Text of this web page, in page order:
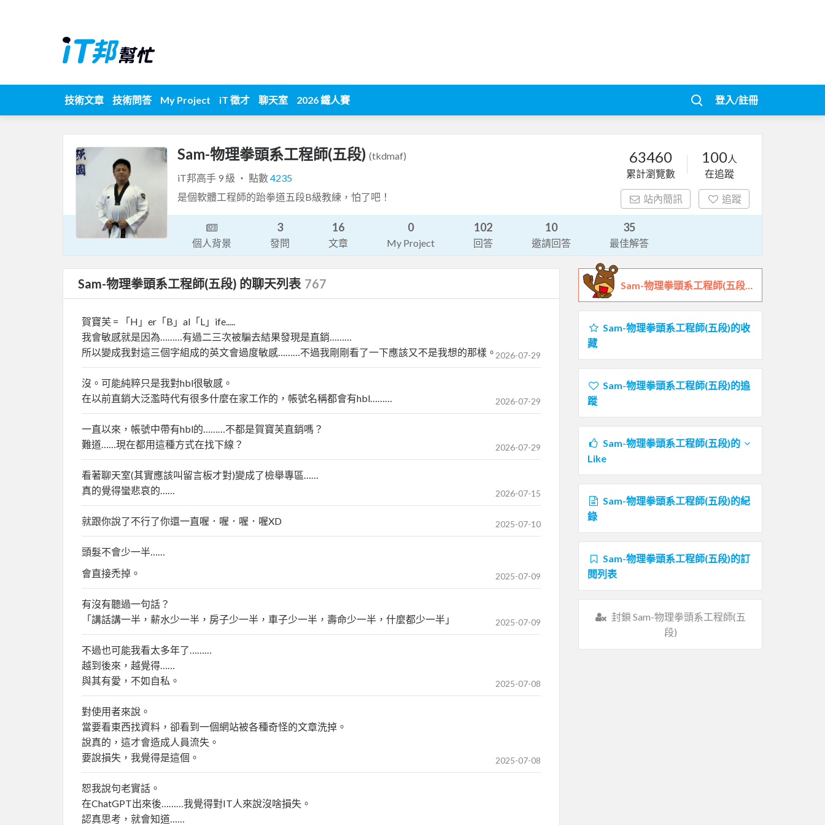
技術文章 技術問答 My Project iT 徵才 聊天室 2026 鐵人賽 登入/註冊
Sam-物理拳頭系工程師(五段) (tkdmaf)
iT邦高手 9 級 ‧ 點數4235
是個軟體工程師的跆拳道五段B級教練，怕了吧！
63460
累計瀏覽數
100人
在追蹤
站內簡訊 追蹤
個人背景
3
發問
16
文章
0
My Project
102
回答
10
邀請回答
35
最佳解答
Sam-物理拳頭系工程師(五段) 的聊天列表 767
賀寶芙 = 「H」er「B」al「L」ife.....
我會敏感就是因為………有過二三次被騙去結果發現是直銷………
所以變成我對這三個字組成的英文會過度敏感………不過我剛剛看了一下應該又不是我想的那樣。2026-07-29
沒。可能純粹只是我對hbl很敏感。
在以前直銷大泛濫時代有很多什麼在家工作的，帳號名稱都會有hbl………
2026-07-29
一直以來，帳號中帶有hbl的………不都是賀寶芙直銷嗎？
難道……現在都用這種方式在找下線？
2026-07-29
看著聊天室(其實應該叫留言板才對)變成了檢舉專區……
真的覺得蠻悲哀的……
2026-07-15
就跟你說了不行了你還一直喔．喔．喔．喔XD 2025-07-10
頭髮不會少一半……
會直接禿掉。
2025-07-09
有沒有聽過一句話？
「講話講一半，薪水少一半，房子少一半，車子少一半，壽命少一半，什麼都少一半」
2025-07-09
不過也可能我看太多年了………
越到後來，越覺得……
與其有愛，不如自私。
2025-07-08
對使用者來說。
當要看東西找資料，卻看到一個網站被各種奇怪的文章洗掉。
說真的，這才會造成人員流失。
要說損失，我覺得是這個。
2025-07-08
恕我說句老實話。
在ChatGPT出來後………我覺得對IT人來說沒啥損失。
認真思考，就會知道……
Sam-物理拳頭系工程師(五段)的鐵人檔案
Sam-物理拳頭系工程師(五段)的收
藏
Sam-物理拳頭系工程師(五段)的追
蹤
Sam-物理拳頭系工程師(五段)的
Like
Sam-物理拳頭系工程師(五段)的紀
錄
Sam-物理拳頭系工程師(五段)的訂
閱列表
封鎖 Sam-物理拳頭系工程師(五
段)